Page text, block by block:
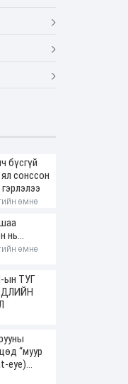
бүсгүй
сонссон
өмнө
нь...
өмнө
ын ТУГ
“муур
eye)
оруулж